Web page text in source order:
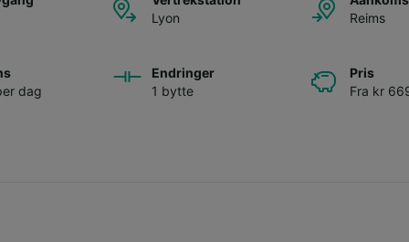
Lyon
Reims
dag
Endringer
1 bytte
Pris
Fra kr